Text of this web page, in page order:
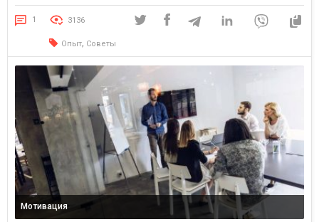
все украинцы, чувствую это влияние. В творческой работе мы особенно
уязвимы к давлению инфополя и событий. Это […]
1 3136
Опыт, Советы
Мотивация